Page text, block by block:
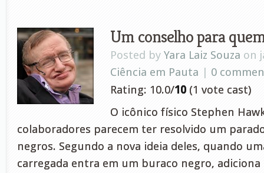
Um conselho para
Posted by Yara Laiz Souza on
Ciência em Pauta | 0
Rating: 10.0/10 (1 vote cast)
O icônico físico Stephen
colaboradores parecem ter resolvido um
negros. Segundo a nova ideia deles, quando
carregada entra em um buraco negro,